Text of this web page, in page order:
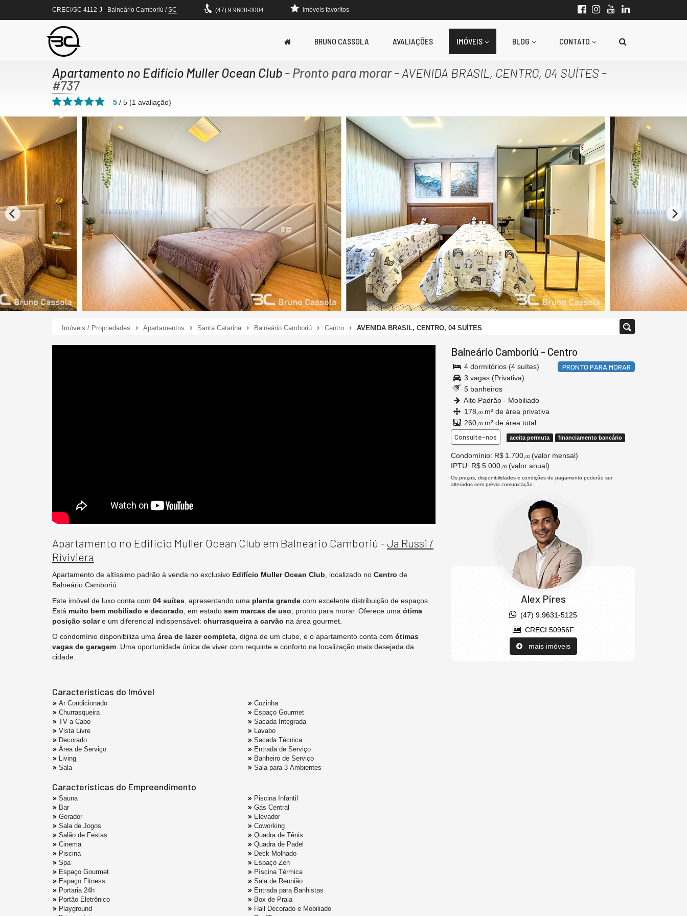
CRECI/SC 4112-J - Balneário Camboriú /SC (47) 9.9608-0004 imóveis favoritos
BRUNO CASSOLA AVALIAÇÕES IMÓVEIS BLOG CONTATO
Apartamento no Edifício Muller Ocean Club - Pronto para morar- AVENIDA BRASIL, CENTRO, 04 SUÍTES -
#737
5 / 5 (1 avaliação)
Imóveis / Propriedades Apartamentos Santa Catarina Balneário Camboriú Centro AVENIDA BRASIL, CENTRO, 04 SUÍTES
Apartamento no Edifício Muller Ocean Club em Balneário Camboriú -Ja Russi /
Riviviera
Apartamento de altíssimo padrão à venda no exclusivo Edifício Muller Ocean Club, localizado no Centro de
Balneário Camboriú.
Este imóvel de luxo conta com 04 suítes , apresentando uma planta grande com excelente distribuição de espaços.
Está muito bem mobiliado e decorado , em estado sem marcas de uso , pronto para morar. Oferece uma ótima
posição solare um diferencial indispensável: churrasqueira a carvão na área gourmet.
O condomínio disponibiliza uma área de lazer completa, digna de um clube, e o apartamento conta com ótimas
vagas de garagem. Uma oportunidade única de viver com requinte e conforto na localização mais desejada da
cidade.
Características do Imóvel
Ar Condicionado
Churrasqueira
TV a Cabo
Vista Livre
Decorado
Área de Serviço
Living
Sala
Cozinha
Espaço Gourmet
Sacada Integrada
Lavabo
Sacada Técnica
Entrada de Serviço
Banheiro de Serviço
Sala para 3 Ambientes
Características do Empreendimento
Sauna
Bar
Gerador
Sala de Jogos
Salão de Festas
Cinema
Piscina
Spa
Espaço Gourmet
Espaço Fitness
Portaria 24h
Portão Eletrônico
Playground
Piscina Infantil
Gás Central
Elevador
Coworking
Quadra de Tênis
Quadra de Padel
Deck Molhado
Espaço Zen
Pìscina Térmica
Sala de Reunião
Entrada para Banhistas
Box de Praia
Hall Decorado e Mobiliado
Balneário Camboriú - Centro
PRONTO PARA MORAR
4 dormitórios (4 suítes)
3 vagas (Privativa)
5 banheiros
Alto Padrão - Mobiliado
178, 00 m² de área privativa
260, 00 m² de área total
Consulte-nos aceita permuta financiamento bancário
Condomínio: R$ 1.700, 00 (valor mensal)
IPTU: R$ 5.000, 00 (valor anual)
Os preços, disponibilidades e condições de pagamento poderão ser
alterados sem prévia comunicação.
Alex Pires
(47) 9.9631-5125
CRECI 50956F
mais imóveis